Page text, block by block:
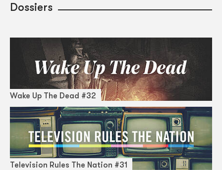
Dossiers
Wake Up The Dead #32
Television Rules The Nation #31